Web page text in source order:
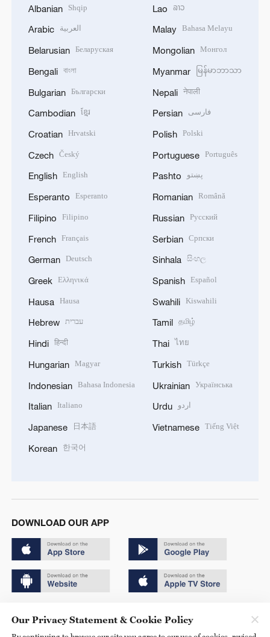
Albanian Shqip
Arabic العربية
Belarusian Беларуская
Bengali বাংলা
Bulgarian Български
Cambodian ខ្មែរ
Croatian Hrvatski
Czech Český
English English
Esperanto Esperanto
Filipino Filipino
French Français
German Deutsch
Greek Ελληνικά
Hausa Hausa
Hebrew עברית
Hindi हिन्दी
Hungarian Magyar
Indonesian Bahasa Indonesia
Italian Italiano
Japanese 日本語
Korean 한국어
Lao ລາວ
Malay Bahasa Melayu
Mongolian Монгол
Myanmar မြန်မာဘာသာ
Nepali नेपाली
Persian فارسی
Polish Polski
Portuguese Português
Pashto پښتو
Romanian Română
Russian Русский
Serbian Српски
Sinhala සිංහල
Spanish Español
Swahili Kiswahili
Tamil தமிழ்
Thai ไทย
Turkish Türkçe
Ukrainian Українська
Urdu اردو
Vietnamese Tiếng Việt
DOWNLOAD OUR APP
京ICP备20000184号
Our Privacy Statement & Cookie Policy